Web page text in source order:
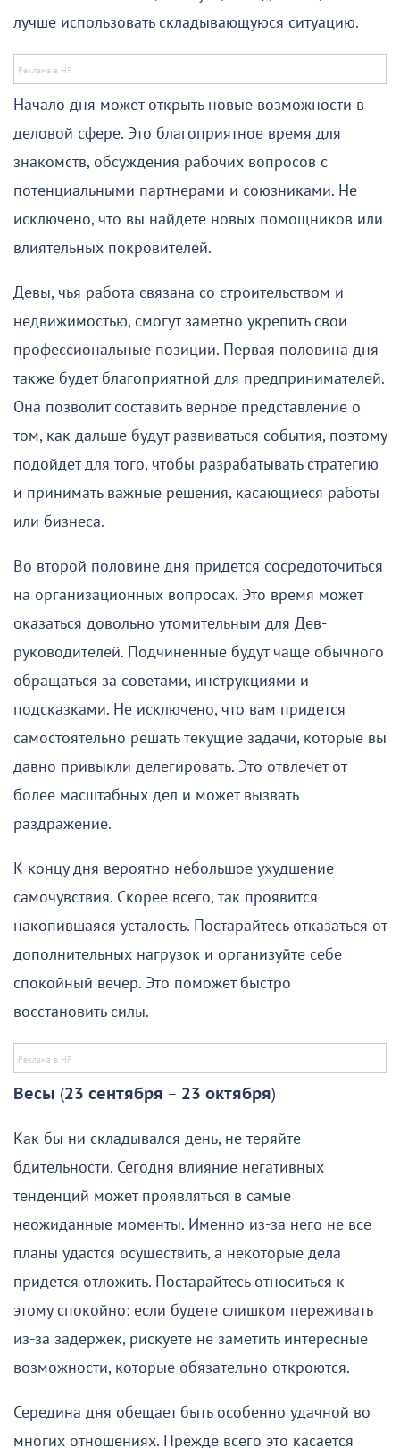
лучше использовать складывающуюся ситуацию.
Начало дня может открыть новые возможности в
деловой сфере. Это благоприятное время для
знакомств, обсуждения рабочих вопросов с
потенциальными партнерами и союзниками. Не
исключено, что вы найдете новых помощников или
влиятельных покровителей.
Девы, чья работа связана со строительством и
недвижимостью, смогут заметно укрепить свои
профессиональные позиции. Первая половина дня
также будет благоприятной для предпринимателей.
Она позволит составить верное представление о
том, как дальше будут развиваться события, поэтому
подойдет для того, чтобы разрабатывать стратегию
и принимать важные решения, касающиеся работы
или бизнеса.
Во второй половине дня придется сосредоточиться
на организационных вопросах. Это время может
оказаться довольно утомительным для Дев-
руководителей. Подчиненные будут чаще обычного
обращаться за советами, инструкциями и
подсказками. Не исключено, что вам придется
самостоятельно решать текущие задачи, которые вы
давно привыкли делегировать. Это отвлечет от
более масштабных дел и может вызвать
раздражение.
К концу дня вероятно небольшое ухудшение
самочувствия. Скорее всего, так проявится
накопившаяся усталость. Постарайтесь отказаться от
дополнительных нагрузок и организуйте себе
спокойный вечер. Это поможет быстро
восстановить силы.
Весы (23 сентября – 23 октября)
Как бы ни складывался день, не теряйте
бдительности. Сегодня влияние негативных
тенденций может проявляться в самые
неожиданные моменты. Именно из-за него не все
планы удастся осуществить, а некоторые дела
придется отложить. Постарайтесь относиться к
этому спокойно: если будете слишком переживать
из-за задержек, рискуете не заметить интересные
возможности, которые обязательно откроются.
Середина дня обещает быть особенно удачной во
многих отношениях. Прежде всего это касается